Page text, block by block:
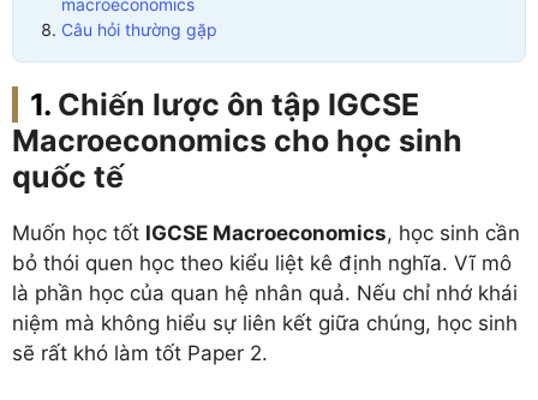
Câu hỏi thường gặp
Chiến lược ôn tập IGCSE
Macroeconomics cho học sinh
quốc tế
Muốn học tốt IGCSE Macroeconomics, học sinh cần
bỏ thói quen học theo kiểu liệt kê định nghĩa. Vĩ mô
là phần học của quan hệ nhân quả. Nếu chỉ nhớ khái
niệm mà không hiểu sự liên kết giữa chúng, học sinh
sẽ rất khó làm tốt Paper 2.